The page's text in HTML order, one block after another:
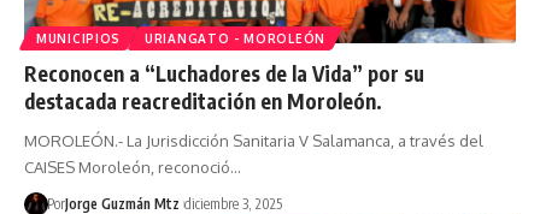
MUNICIPIOS URIANGATO - MOROLEÓN
Reconocen a “Luchadores de la Vida” por su
destacada reacreditación en Moroleón.
MOROLEÓN.- La Jurisdicción Sanitaria V Salamanca, a través del
CAISES Moroleón, reconoció…
PorJorge Guzmán Mtz diciembre 3, 2025